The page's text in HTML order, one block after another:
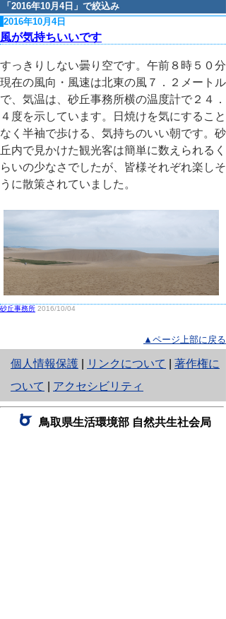
「 2016年10月4日 」で絞込み
2016年10月4日
風が気持ちいいです
すっきりしない曇り空です。午前８時５０分
現在の風向・風速は北東の風７．２メートル
で、気温は、砂丘事務所横の温度計で２４．
４度を示しています。日焼けを気にすること
なく半袖で歩ける、気持ちのいい朝です。砂
丘内で見かけた観光客は簡単に数えられるく
らいの少なさでしたが、皆様それぞれ楽しそ
うに散策されていました。
砂丘事務所 2016/10/04
▲ページ上部に戻る
個人情報保護
と
り
ネ
ッ
リンクについて
著作権に
ついて
アクセシビリティ
鳥取県生活環境部 自然共生社会局